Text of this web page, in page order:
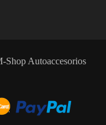
Shop Autoaccesorios